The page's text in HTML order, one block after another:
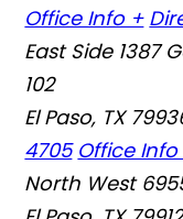
Office Info +
East Side 1387
102
El Paso, TX
4705 Office Info
North West